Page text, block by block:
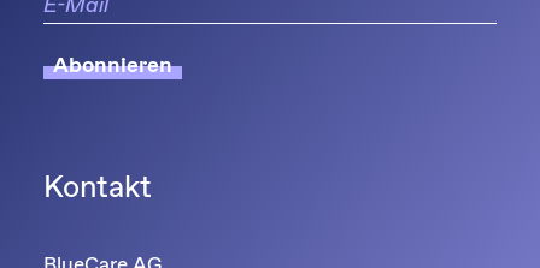
Abonnieren
Kontakt